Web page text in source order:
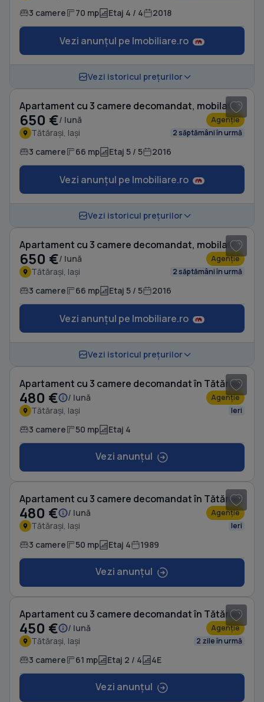
3 camere 70 mp Etaj 4 / 4 2018
Vezi anunțul pe Imobiliare.ro
Vezi istoricul prețurilor
Apartament cu 3 camere decomandat, mobilat în Tătărași
650 €/ lună Agenție
Tătărași, Iași 2 săptămâni în urmă
3 camere 66 mp Etaj 5 / 5 2016
Vezi anunțul pe Imobiliare.ro
Vezi istoricul prețurilor
Apartament cu 3 camere decomandat, mobilat în Tătărași
650 €/ lună Agenție
Tătărași, Iași 2 săptămâni în urmă
3 camere 66 mp Etaj 5 / 5 2016
Vezi anunțul pe Imobiliare.ro
Vezi istoricul prețurilor
Apartament cu 3 camere decomandat în Tătărași
480 € / lună Agenție
Tătărași, Iași Ieri
3 camere 50 mp Etaj 4
Vezi anunțul
Apartament cu 3 camere decomandat în Tătărași
480 € / lună Agenție
Tătărași, Iași Ieri
3 camere 50 mp Etaj 4 1989
Vezi anunțul
Apartament cu 3 camere decomandat în Tătărași
450 € / lună Agenție
Tătărași, Iași 2 zile în urmă
3 camere 61 mp Etaj 2 / 4 4E
Vezi anunțul